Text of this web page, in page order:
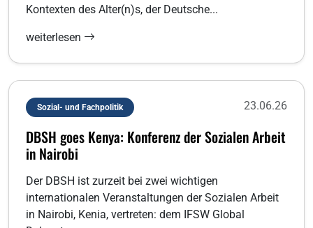
Kontexten des Alter(n)s, der Deutsche...
weiterlesen
Sozial- und Fachpolitik 23.06.26
DBSH goes Kenya: Konferenz der Sozialen Arbeit
in Nairobi
Der DBSH ist zurzeit bei zwei wichtigen
internationalen Veranstaltungen der Sozialen Arbeit
in Nairobi, Kenia, vertreten: dem IFSW Global